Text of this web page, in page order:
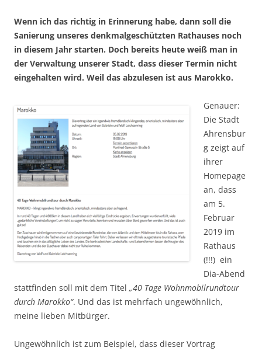
Wenn ich das richtig in Erinnerung habe, dann soll die
Sanierung unseres denkmalgeschützten Rathauses noch
in diesem Jahr starten. Doch bereits heute weiß man in
der Verwaltung unserer Stadt, dass dieser Termin nicht
eingehalten wird. Weil das abzulesen ist aus Marokko.
Genauer:
Die Stadt
Ahrensbur
g zeigt auf
ihrer
Homepage
an, dass
am 5.
Februar
2019 im
Rathaus
(!!!) ein
Dia-Abend
stattfinden soll mit dem Titel „40 Tage Wohnmobilrundtour
durch Marokko“. Und das ist mehrfach ungewöhnlich,
meine lieben Mitbürger.
Ungewöhnlich ist zum Beispiel, dass dieser Vortrag